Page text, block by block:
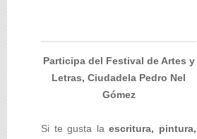
Participa del Festival de Artes y
Letras, Ciudadela Pedro Nel
Gómez
Si te gusta la escritura, pintura,